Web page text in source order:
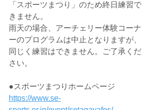
「スポーツまつり」のため終日練習で
きません。
雨天の場合、アーチェリー体験コーナ
ーのプログラムは中止となりますが、
同じく練習はできません。ご了承くだ
さい。
●スポーツまつりホームページ
https://www.se-